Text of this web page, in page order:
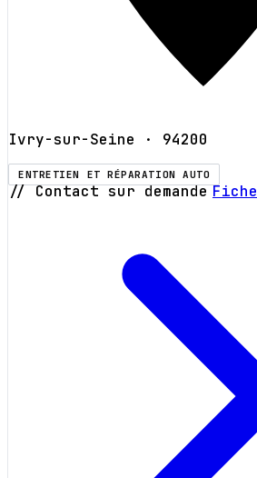
Ivry-sur-Seine · 94200
ENTRETIEN ET RÉPARATION AUTO
// Contact sur demande Fiche